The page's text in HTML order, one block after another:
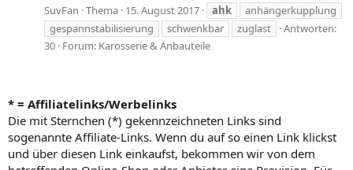
SuvFan Thema 15. August 2017 ahk
anhängerkupplung
gespannstabilisierung
schwenkbar zuglast
Antworten:
30 Forum: Karosserie & Anbauteile
* = Affiliatelinks/Werbelinks
Die mit Sternchen (*) gekennzeichneten Links sind
sogenannte Affiliate-Links. Wenn du auf so einen Link klickst
und über diesen Link einkaufst, bekommen wir von dem